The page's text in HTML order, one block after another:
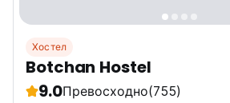
Хостел
Botchan Hostel
9.0Превосходно(755)